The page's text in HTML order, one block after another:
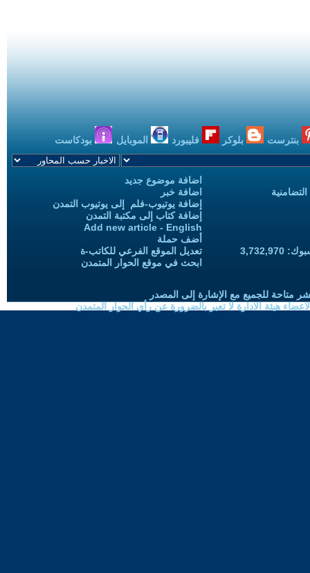
بنترست بلوكر فليبورد الموبايل بودكاست
اضافة موضوع جديد
اضافة خبر
إضافة يوتيوب-فلم إلى يوتيوب التمدن
إضافة كتاب إلى مكتبة التمدن
Add new article - English
أضف حملة
تعديل الموقع الفرعي للكاتب-ة
ابحث في موقع الحوار المتمدن
متاحة للجميع مع الإشارة إلى المصدر
هيئة الادارة لا تعبر بالضرورة عن رأي الحوار المتمدن